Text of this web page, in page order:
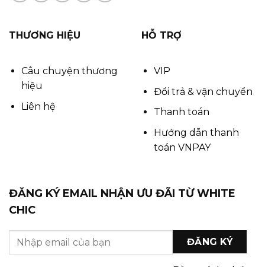
THƯƠNG HIỆU
Câu chuyện thương
hiệu
Liên hệ
HỖ TRỢ
VIP
Đổi trả & vận chuyển
Thanh toán
Hướng dẫn thanh
toán VNPAY
ĐĂNG KÝ EMAIL NHẬN ƯU ĐÃI TỪ WHITE
CHIC